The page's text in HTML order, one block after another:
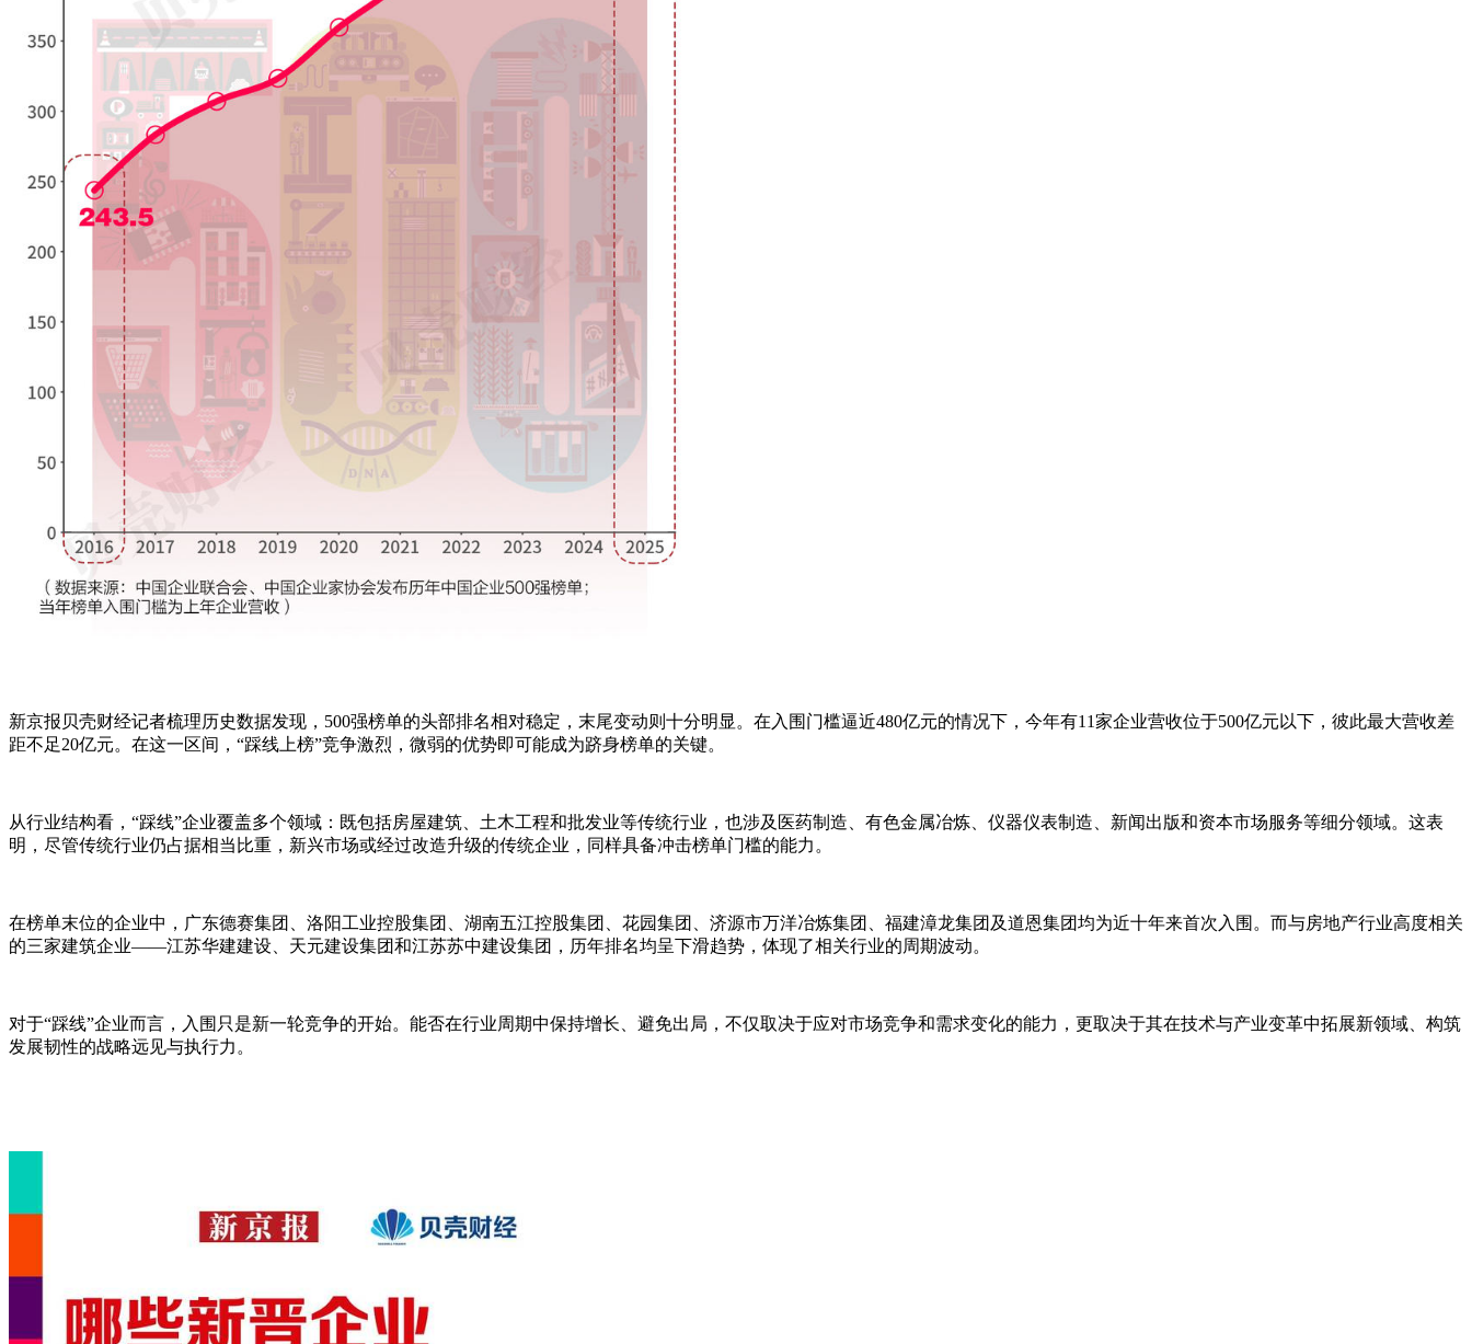
新京报贝壳财经记者梳理历史数据发现，500强榜单的头部排名相对稳定，末尾变动则十分明显。在入围门槛逼近480亿元的情况下，今年有11家企业营收位于500亿元以下，彼此最大营收差
距不足20亿元。在这一区间，“踩线上榜”竞争激烈，微弱的优势即可能成为跻身榜单的关键。
从行业结构看，“踩线”企业覆盖多个领域：既包括房屋建筑、土木工程和批发业等传统行业，也涉及医药制造、有色金属冶炼、仪器仪表制造、新闻出版和资本市场服务等细分领域。这表
明，尽管传统行业仍占据相当比重，新兴市场或经过改造升级的传统企业，同样具备冲击榜单门槛的能力。
在榜单末位的企业中，广东德赛集团、洛阳工业控股集团、湖南五江控股集团、花园集团、济源市万洋冶炼集团、福建漳龙集团及道恩集团均为近十年来首次入围。而与房地产行业高度相关
的三家建筑企业——江苏华建建设、天元建设集团和江苏苏中建设集团，历年排名均呈下滑趋势，体现了相关行业的周期波动。
对于“踩线”企业而言，入围只是新一轮竞争的开始。能否在行业周期中保持增长、避免出局，不仅取决于应对市场竞争和需求变化的能力，更取决于其在技术与产业变革中拓展新领域、构筑
发展韧性的战略远见与执行力。